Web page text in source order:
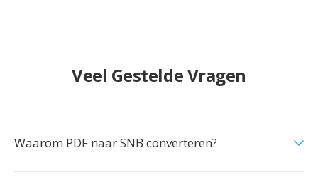
Veel Gestelde Vragen
Waarom PDF naar SNB converteren?